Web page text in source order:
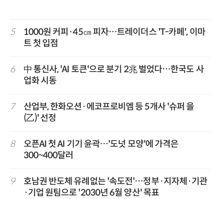
5
1000원 커피·45㎝ 피자…트레이더스 'T-카페', 이마
트 첫 입점
6
中 통신사, 'AI 토큰'으로 분기 2兆 벌었다…한국도 사
업화 시동
7
산업부, 한화오션·에코프로비엠 등 5개사 '슈퍼 을
(乙)' 선정
8
오픈AI 첫 AI 기기 윤곽…'도넛 모양'에 가격은
300~400달러
9
호남권 반도체 유례없는 '속도전'…정부·지자체·기관
·기업 원팀으로 '2030년 6월 양산' 목표